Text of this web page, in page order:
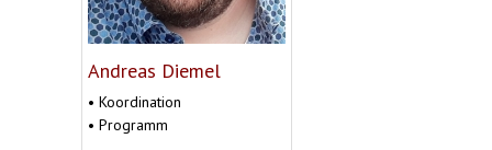
Andreas Diemel
• Koordination
• Programm